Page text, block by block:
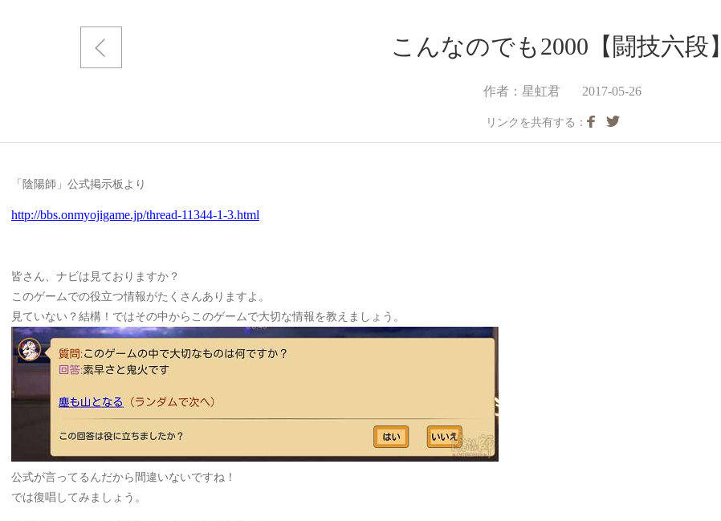
こんなのでも2000【闘技六段】
作者：星虹君 2017-05-26
リンクを共有する：
「陰陽師」公式掲示板より
http://bbs.onmyojigame.jp/thread-11344-1-3.html
皆さん、ナビは見ておりますか？
このゲームでの役立つ情報がたくさんありますよ。
見ていない？結構！ではその中からこのゲームで大切な情報を教えましょう。
公式が言ってるんだから間違いないですね！
では復唱してみましょう。